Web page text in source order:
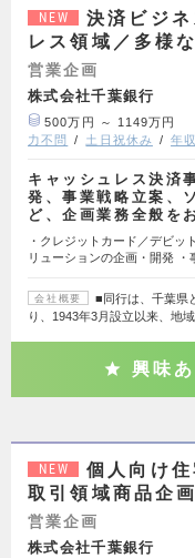
NEW
決済ビジ
レス領域／多様
営業企画
株式会社千葉銀行
500万円 ～ 1149万円
力不問
土日祝休み 年
キャッシュレス決済
発、事業戦略立案、
ど、企画業務全般を
・クレジットカード／デビッ
リューションの企画・開発
会社概要
■同行は、千葉県
り、1943年3月設立以来、地
興味あ
NEW
個人向け
取引領域商品企
営業企画
株式会社千葉銀行